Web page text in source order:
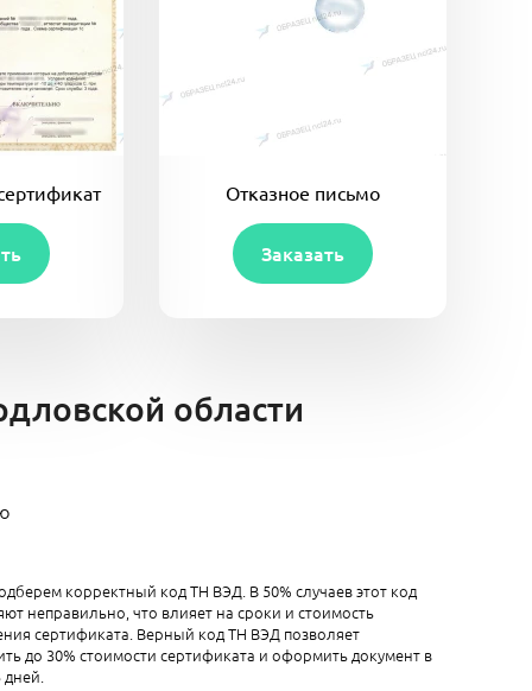
Отказное письмо
Заказать
области
корректный код ТН ВЭД. В 50% случаев этот код
неправильно, что влияет на сроки и стоимость
сертификата. Верный код ТН ВЭД позволяет
до 30% стоимости сертификата и оформить документ в
дней.